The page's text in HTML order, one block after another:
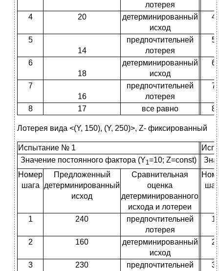
лотерея
4 20
детерминированный
исход
4
5
14
предпочтительней
лотерея
5
6
18
детерминированный
исход
6
7
16
предпочтительней
лотерея
7
8 17 все равно 8
Лотерея вида <(Y, 150), (Y, 250)>, Z- фиксированный
Испытание № 1
Значение постоянного фактора (Y1=10; Z=const)
Номер
шага
Предложенный
детерминированный
исход
Сравнительная
оценка
детерминированного
исхода и лотереи
1 240
предпочтительней
лотерея
1
2 160
детерминированный
исход
2
3 230
предпочтительней
3